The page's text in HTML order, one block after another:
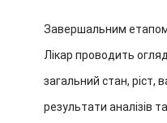
Завершальним етапом
Лікар проводить
загальний стан, ріст,
результати аналізів